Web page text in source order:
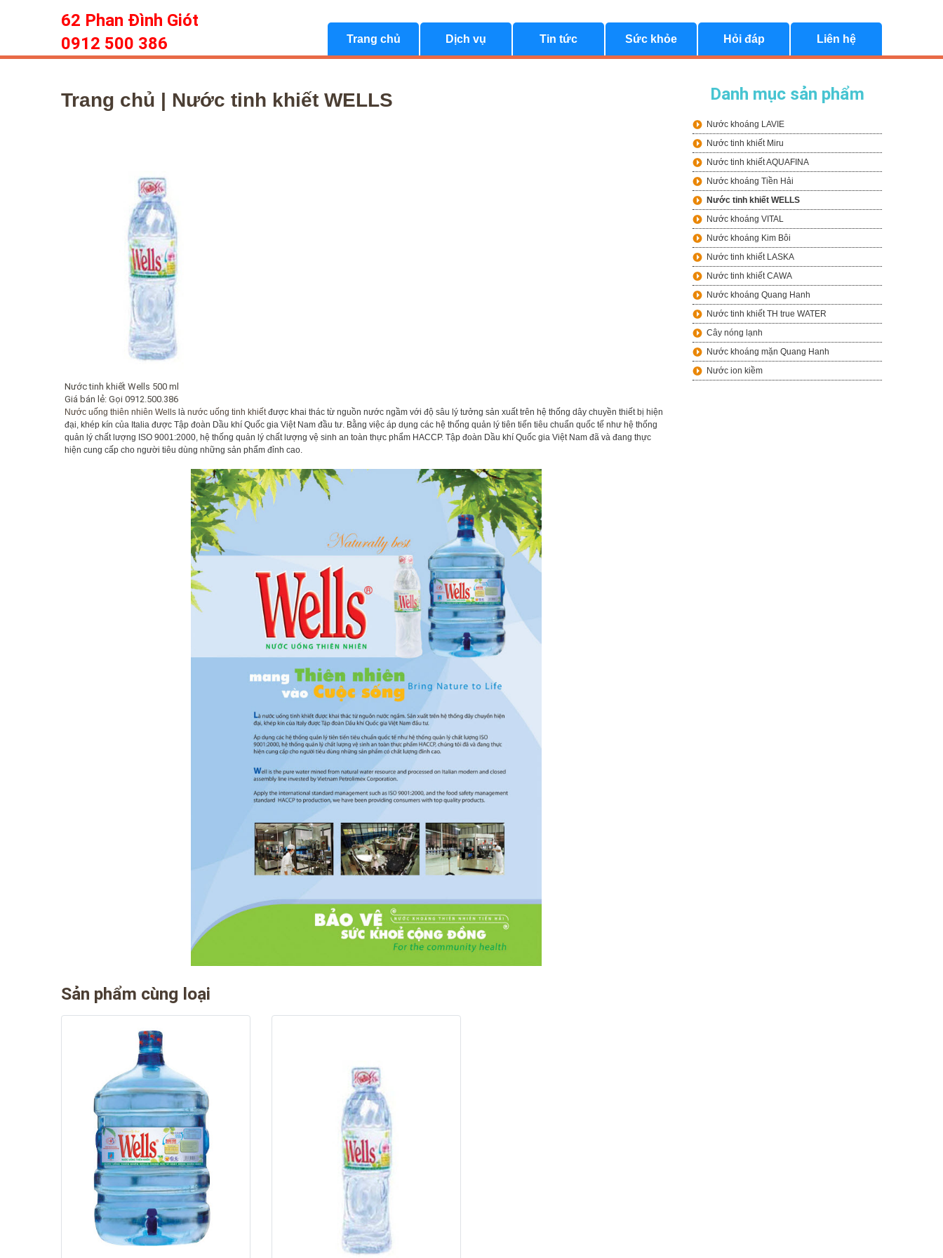
62 Phan Đình Giót
0912 500 386
Trang chủ Dịch vụ Tin tức Sức khỏe Hỏi đáp Liên hệ
Trang chủ | Nước tinh khiết WELLS
Nước tinh khiết Wells 500 ml
Giá bán lẻ: Gọi 0912.500.386
Nước uống thiên nhiên Wells là nước uống tinh khiếtđược khai thác từ nguồn nước ngầm với độ sâu lý tưởng sản xuất trên hệ thống dây chuyền thiết bị hiện
đại, khép kín của Italia được Tập đoàn Dầu khí Quốc gia Việt Nam đầu tư. Bằng việc áp dụng các hệ thống quản lý tiên tiến tiêu chuẩn quốc tế như hệ thống
quản lý chất lượng ISO 9001:2000, hệ thống quản lý chất lượng vệ sinh an toàn thực phẩm HACCP. Tập đoàn Dầu khí Quốc gia Việt Nam đã và đang thực
hiện cung cấp cho người tiêu dùng những sản phẩm đỉnh cao.
Sản phẩm cùng loại
Danh mục sản phẩm
Nước khoáng LAVIE
Nước tinh khiết Miru
Nước tinh khiết AQUAFINA
Nước khoáng Tiền Hải
Nước tinh khiết WELLS
Nước khoáng VITAL
Nước khoáng Kim Bôi
Nước tinh khiết LASKA
Nước tinh khiết CAWA
Nước khoáng Quang Hanh
Nước tinh khiết TH true WATER
Cây nóng lạnh
Nước khoáng mặn Quang Hanh
Nước ion kiềm